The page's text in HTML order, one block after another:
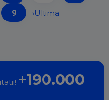
9 ›Ultima
+190.000